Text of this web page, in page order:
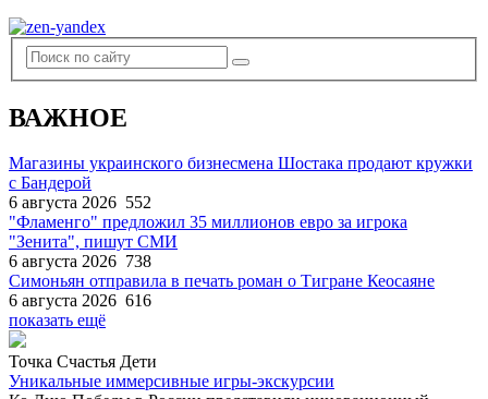
ВАЖНОЕ
Магазины украинского бизнесмена Шостака продают кружки
с Бандерой
6 августа 2026 552
"Фламенго" предложил 35 миллионов евро за игрока
"Зенита", пишут СМИ
6 августа 2026 738
Симоньян отправила в печать роман о Тигране Кеосаяне
6 августа 2026 616
показать ещё
Точка Счастья Дети
Уникальные иммерсивные игры-экскурсии